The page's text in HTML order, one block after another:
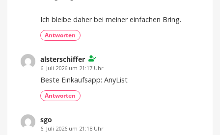
Ich bleibe daher bei meiner einfachen Bring.
Antworten
alsterschiffer
6. Juli 2026 um 21:17 Uhr
Beste Einkaufsapp: AnyList
Antworten
sgo
6. Juli 2026 um 21:18 Uhr